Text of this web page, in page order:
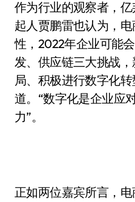
作为行业的观察者，
起人贾鹏雷也认为，
性，2022年企业可能
发、供应链三大挑战
局、积极进行数字化
道。“数字化是企业应
力”。
正如两位嘉宾所言，